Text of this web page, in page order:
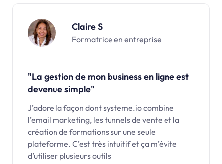
Claire S
Formatrice en entreprise
"La gestion de mon business en ligne est
devenue simple"
J’adore la façon dont systeme.io combine
l’email marketing, les tunnels de vente et la
création de formations sur une seule
plateforme. C’est très intuitif et ça m’évite
d’utiliser plusieurs outils